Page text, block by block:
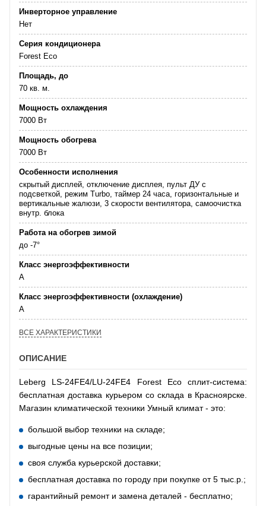
Инверторное управление
Нет
Серия кондиционера
Forest Eco
Площадь, до
70 кв. м.
Мощность охлаждения
7000 Вт
Мощность обогрева
7000 Вт
Особенности исполнения
скрытый дисплей, отключение дисплея, пульт ДУ с
подсветкой, режим Turbo, таймер 24 часа, горизонтальные и
вертикальные жалюзи, 3 скорости вентилятора, самоочистка
внутр. блока
Работа на обогрев зимой
до -7°
Класс энергоэффективности
A
Класс энергоэффективности (охлаждение)
А
ВСЕ ХАРАКТЕРИСТИКИ
ОПИСАНИЕ
Leberg LS-24FE4/LU-24FE4 Forest Eco сплит-система:
бесплатная доставка курьером со склада в Красноярске.
Магазин климатической техники Умный климат - это:
большой выбор техники на складе;
выгодные цены на все позиции;
своя служба курьерской доставки;
бесплатная доставка по городу при покупке от 5 тыс.р.;
гарантийный ремонт и замена деталей - бесплатно;